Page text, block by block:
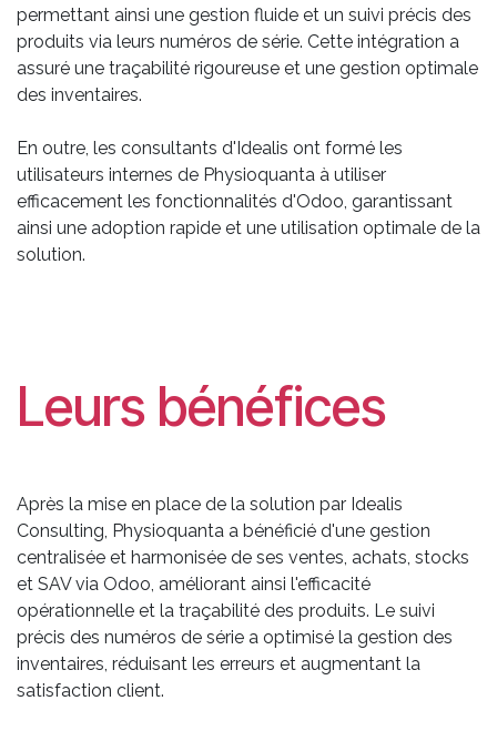
permettant ainsi une gestion fluide et un suivi précis des
produits via leurs numéros de série. Cette intégration a
assuré une traçabilité rigoureuse et une gestion optimale
des inventaires.
En outre, les consultants d'Idealis ont formé les
utilisateurs internes de Physioquanta à utiliser
efficacement les fonctionnalités d'Odoo, garantissant
ainsi une adoption rapide et une utilisation optimale de la
solution.
Leurs bénéfices
Après la mise en place de la solution par Idealis
Consulting, Physioquanta a bénéficié d'une gestion
centralisée et harmonisée de ses ventes, achats, stocks
et SAV via Odoo, améliorant ainsi l'efficacité
opérationnelle et la traçabilité des produits. Le suivi
précis des numéros de série a optimisé la gestion des
inventaires, réduisant les erreurs et augmentant la
satisfaction client.